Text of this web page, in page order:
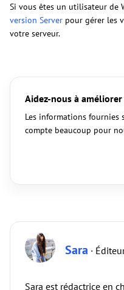
Si vous êtes un utilisateur de
version Server pour gérer les
votre serveur.
Aidez-nous à
Les informations fournies
compte beaucoup pour
Sara ·
Sara est rédactrice en